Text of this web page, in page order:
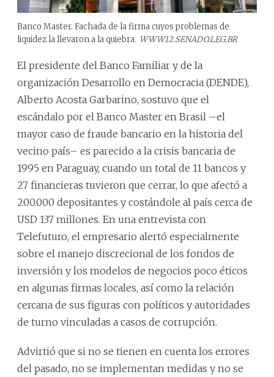
Banco Master. Fachada de la firma cuyos problemas de
liquidez la llevaron a la quiebra. WWW12.SENADO.LEG.BR
El presidente del Banco Familiar y de la
organización Desarrollo en Democracia (DENDE),
Alberto Acosta Garbarino, sostuvo que el
escándalo por el Banco Master en Brasil –el
mayor caso de fraude bancario en la historia del
vecino país– es parecido a la crisis bancaria de
1995 en Paraguay, cuando un total de 11 bancos y
27 financieras tuvieron que cerrar, lo que afectó a
200.000 depositantes y costándole al país cerca de
USD 137 millones. En una entrevista con
Telefuturo, el empresario alertó especialmente
sobre el manejo discrecional de los fondos de
inversión y los modelos de negocios poco éticos
en algunas firmas locales, así como la relación
cercana de sus figuras con políticos y autoridades
de turno vinculadas a casos de corrupción.
Advirtió que si no se tienen en cuenta los errores
del pasado, no se implementan medidas y no se